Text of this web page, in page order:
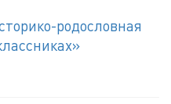
родословная